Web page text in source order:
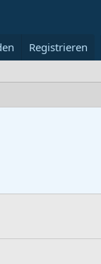
Registrieren